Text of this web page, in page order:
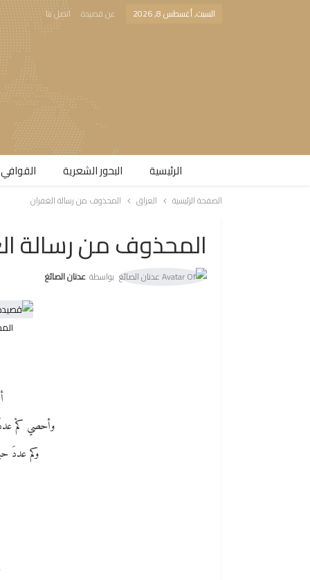
السبت, أغسطس 8, 2026 عن قصيدة اتصل بنا
الرئيسية البحور الشعرية​
الصفحة الرئيسية العراق المحذوف من رسالة الغفران
المحذوف من رسالة
بواسطة عدنان الصائغ
وأحصي كمْ عددَ
وكم عددَ